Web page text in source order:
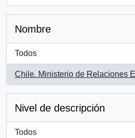
Nombre
Todos
Chile. Ministerio de Relaciones
, 1 resultados
Nivel de descripción
Todos